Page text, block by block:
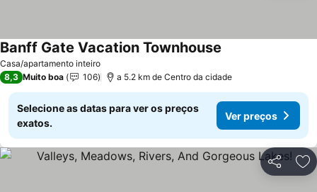
Casa/apartamento inteiro
Banff Gate Vacation Townhouse
8,3 Muito boa 106 a 5.2 km de Centro da cidade
Selecione as datas para ver os preços
exatos.
Ver preços
Partilhar